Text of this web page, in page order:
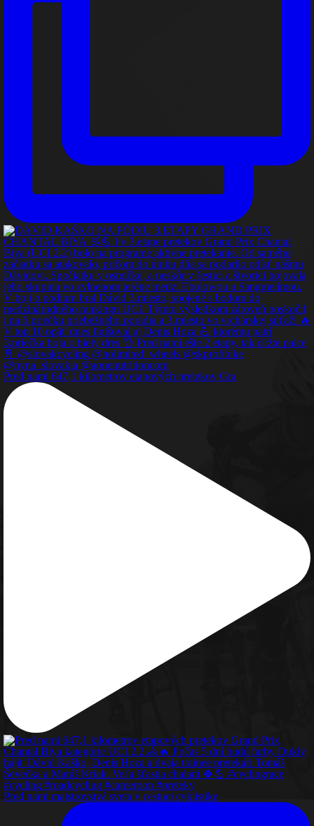
Pred nami 647,1 kilometrov etapových pretekov Gra
Pred nami majstrovstvá sveta v cestnej cyklistike